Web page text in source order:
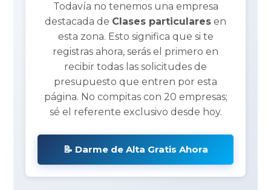
Todavía no tenemos una empresa
destacada de Clases particulares en
esta zona. Esto significa que si te
registras ahora, serás el primero en
recibir todas las solicitudes de
presupuesto que entren por esta
página. No compitas con 20 empresas;
sé el referente exclusivo desde hoy.
📝 Darme de Alta Gratis Ahora